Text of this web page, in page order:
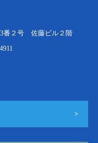
番２号 佐藤ビル２階
>